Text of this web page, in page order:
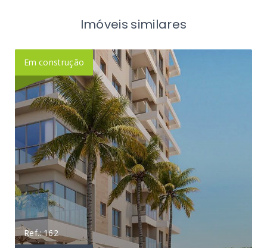
Imóveis similares
Em construção
Ref.: 162